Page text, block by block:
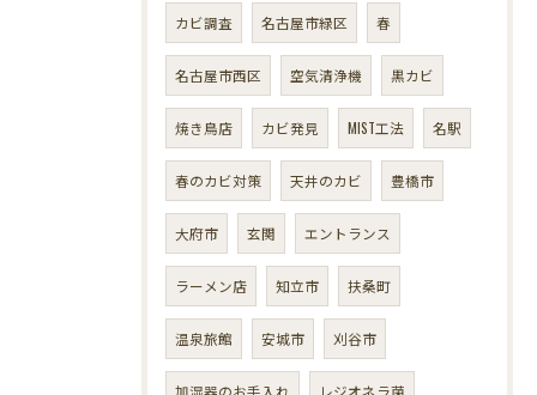
カビ調査 名古屋市緑区 春
名古屋市西区 空気清浄機 黒カビ
焼き鳥店 カビ発見 MIST工法 名駅
春のカビ対策 天井のカビ 豊橋市
大府市 玄関 エントランス
ラーメン店 知立市 扶桑町
温泉旅館 安城市 刈谷市
加湿器のお手入れ レジオネラ菌